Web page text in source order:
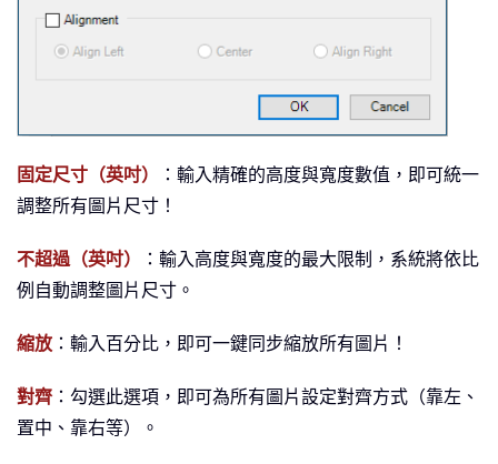
固定尺寸（英吋）
：輸入精確的高度與寬度數值，即可統一
調整所有圖片尺寸！
不超過（英吋）
：輸入高度與寬度的最大限制，系統將依比
例自動調整圖片尺寸。
縮放 ：輸入百分比，即可一鍵同步縮放所有圖片！
對齊：勾選此選項，即可為所有圖片設定對齊方式（靠左、
置中、靠右等）。